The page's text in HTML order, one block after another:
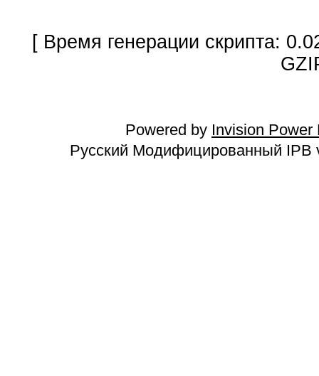
[ Время генерации скрипта:
Powered by Invision Power
Русский Модифицированный IPB